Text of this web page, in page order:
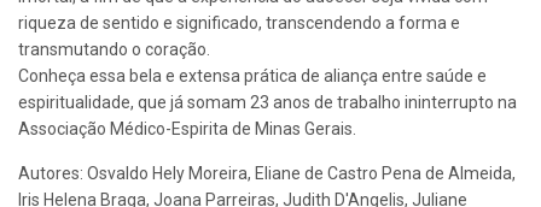
riqueza de sentido e significado, transcendendo a forma e
transmutando o coração.
Conheça essa bela e extensa prática de aliança entre saúde e
espiritualidade, que já somam 23 anos de trabalho ininterrupto na
Associação Médico-Espirita de Minas Gerais.
Autores: Osvaldo Hely Moreira, Eliane de Castro Pena de Almeida,
Iris Helena Braga, Joana Parreiras, Judith D'Angelis, Juliane